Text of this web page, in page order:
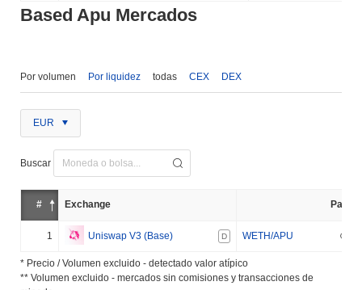
Based Apu Mercados
Por volumen Por liquidez todas CEX DEX
EUR
Buscar
# Exchange Par
1 Uniswap V3 (Base) D WETH/APU
* Precio / Volumen excluido - detectado valor atípico
** Volumen excluido - mercados sin comisiones y transacciones de